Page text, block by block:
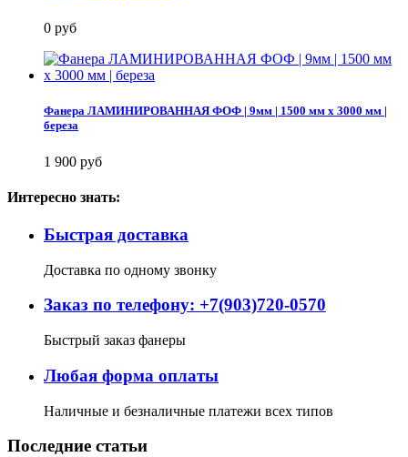
0 руб
Фанера ЛАМИНИРОВАННАЯ ФОФ | 9мм | 1500 мм х 3000 мм |
береза
1 900 руб
Интересно знать:
Быстрая доставка
Доставка по одному звонку
Заказ по телефону: +7(903)720-0570
Быстрый заказ фанеры
Любая форма оплаты
Наличные и безналичные платежи всех типов
Последние статьи